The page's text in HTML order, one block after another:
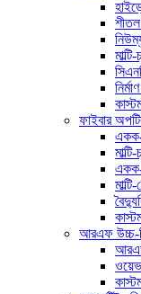
শীতল
ফাইবার
একক-
আরএফ উচ্চ-